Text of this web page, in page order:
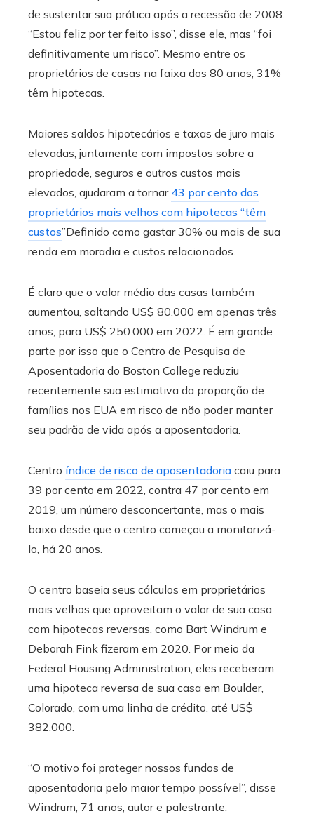
de sustentar sua prática após a recessão de 2008.
“Estou feliz por ter feito isso”, disse ele, mas “foi
definitivamente um risco”. Mesmo entre os
proprietários de casas na faixa dos 80 anos, 31%
têm hipotecas.
Maiores saldos hipotecários e taxas de juro mais
elevadas, juntamente com impostos sobre a
propriedade, seguros e outros custos mais
elevados, ajudaram a tornar 43 por cento dos
proprietários mais velhos com hipotecas “têm
custos”Definido como gastar 30% ou mais de sua
renda em moradia e custos relacionados.
É claro que o valor médio das casas também
aumentou, saltando US$ 80.000 em apenas três
anos, para US$ 250.000 em 2022. É em grande
parte por isso que o Centro de Pesquisa de
Aposentadoria do Boston College reduziu
recentemente sua estimativa da proporção de
famílias nos EUA em risco de não poder manter
seu padrão de vida após a aposentadoria.
Centro índice de risco de aposentadoria caiu para
39 por cento em 2022, contra 47 por cento em
2019, um número desconcertante, mas o mais
baixo desde que o centro começou a monitorizá-
lo, há 20 anos.
O centro baseia seus cálculos em proprietários
mais velhos que aproveitam o valor de sua casa
com hipotecas reversas, como Bart Windrum e
Deborah Fink fizeram em 2020. Por meio da
Federal Housing Administration, eles receberam
uma hipoteca reversa de sua casa em Boulder,
Colorado, com uma linha de crédito. até US$
382.000.
“O motivo foi proteger nossos fundos de
aposentadoria pelo maior tempo possível”, disse
Windrum, 71 anos, autor e palestrante.